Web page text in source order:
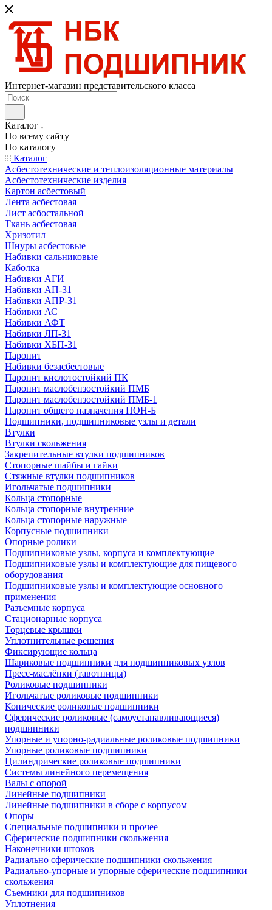
Интернет-магазин представительского класса
Каталог
По всему сайту
По каталогу
Каталог
Асбестотехнические и теплоизоляционные материалы
Асбестотехнические изделия
Картон асбестовый
Лента асбестовая
Лист асбостальной
Ткань асбестовая
Хризотил
Шнуры асбестовые
Набивки сальниковые
Каболка
Набивки АГИ
Набивки АП-31
Набивки АПР-31
Набивки АС
Набивки АФТ
Набивки ЛП-31
Набивки ХБП-31
Паронит
Набивки безасбестовые
Паронит кислотостойкий ПК
Паронит маслобензостойкий ПМБ
Паронит маслобензостойкий ПМБ-1
Паронит общего назначения ПОН-Б
Подшипники, подшипниковые узлы и детали
Втулки
Втулки скольжения
Закрепительные втулки подшипников
Стопорные шайбы и гайки
Стяжные втулки подшипников
Игольчатые подшипники
Кольца стопорные
Кольца стопорные внутренние
Кольца стопорные наружные
Корпусные подшипники
Опорные ролики
Подшипниковые узлы, корпуса и комплектующие
Подшипниковые узлы и комплектующие для пищевого
оборудования
Подшипниковые узлы и комплектующие основного
применения
Разъемные корпуса
Стационарные корпуса
Торцевые крышки
Уплотнительные решения
Фиксирующие кольца
Шариковые подшипники для подшипниковых узлов
Пресс-маслёнки (тавотницы)
Роликовые подшипники
Игольчатые роликовые подшипники
Конические роликовые подшипники
Сферические роликовые (самоустанавливающиеся)
подшипники
Упорные и упорно-радиальные роликовые подшипники
Упорные роликовые подшипники
Цилиндрические роликовые подшипники
Системы линейного перемещения
Валы с опорой
Линейные подшипники
Линейные подшипники в сборе с корпусом
Опоры
Специальные подшипники и прочее
Сферические подшипники скольжения
Наконечники штоков
Радиально сферические подшипники скольжения
Радиально-упорные и упорные сферические подшипники
скольжения
Съемники для подшипников
Уплотнения